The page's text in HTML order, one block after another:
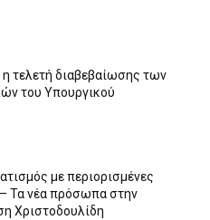
η τελετή διαβεβαίωσης των
του Υπουργικού
με περιορισμένες
Τα νέα πρόσωπα στην
Χριστοδουλίδη